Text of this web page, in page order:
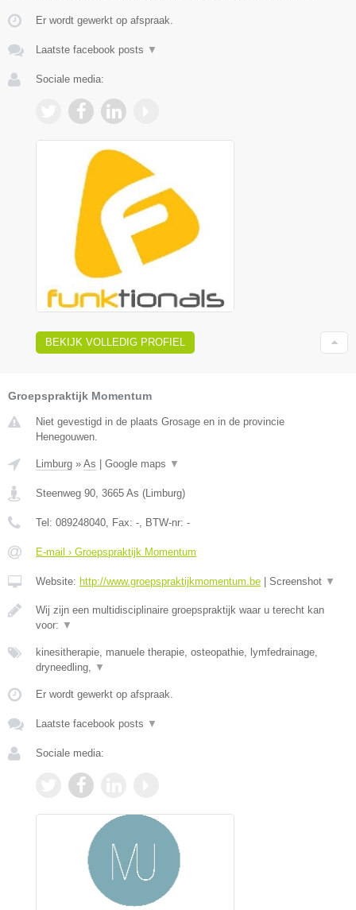
Er wordt gewerkt op afspraak.
Laatste facebook posts ▼
Sociale media:
BEKIJK VOLLEDIG PROFIEL
Groepspraktijk Momentum
Niet gevestigd in de plaats Grosage en in de provincie
Henegouwen.
Limburg » As Google maps ▼
Steenweg 90 3665 As ( Limburg)
Tel: 089248040 , Fax: - , BTW-nr: -
E-mail › Groepspraktijk Momentum
Website: http://www.groepspraktijkmomentum.be Screenshot ▼
Wij zijn een multidisciplinaire groepspraktijk waar u terecht kan
voor: ▼
kinesitherapie, manuele therapie, osteopathie, lymfedrainage,
dryneedling,
▼
Er wordt gewerkt op afspraak.
Laatste facebook posts ▼
Sociale media: